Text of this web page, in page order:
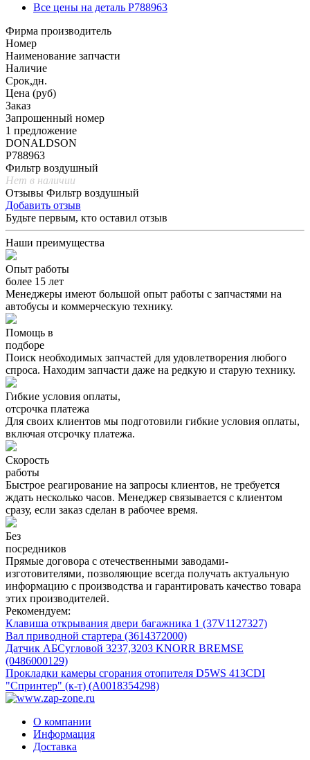
Все цены на деталь P788963
Фирма производитель
Номер
Наименование запчасти
Наличие
Срок,дн.
Цена (руб)
Заказ
Запрошенный номер
1 предложение
DONALDSON
P788963
Фильтр воздушный
Нет в наличии
Отзывы Фильтр воздушный
Добавить отзыв
Будьте первым, кто оставил отзыв
Наши преимущества
Опыт работы
более 15 лет
Менеджеры имеют большой опыт работы с запчастями на
автобусы и коммерческую технику.
Помощь в
подборе
Поиск необходимых запчастей для удовлетворения любого
спроса. Находим запчасти даже на редкую и старую технику.
Гибкие условия оплаты,
отсрочка платежа
Для своих клиентов мы подготовили гибкие условия оплаты,
включая отсрочку платежа.
Скорость
работы
Быстрое реагирование на запросы клиентов, не требуется
ждать несколько часов. Менеджер связывается с клиентом
сразу, если заказ сделан в рабочее время.
Без
посредников
Прямые договора с отечественными заводами-
изготовителями, позволяющие всегда получать актуальную
информацию с производства и гарантировать качество товара
этих производителей.
Рекомендуем:
Клавиша открывания двери багажника 1 (37V1127327)
Вал приводной стартера (3614372000)
Датчик АБСугловой 3237,3203 KNORR BREMSE
(0486000129)
Прокладки камеры сгорания отопителя D5WS 413CDI
"Спринтер" (к-т) (A0018354298)
О компании
Информация
Доставка